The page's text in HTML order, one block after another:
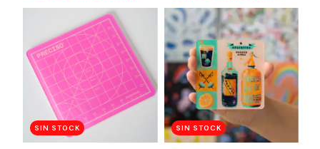
SIN STOCK SIN STOCK